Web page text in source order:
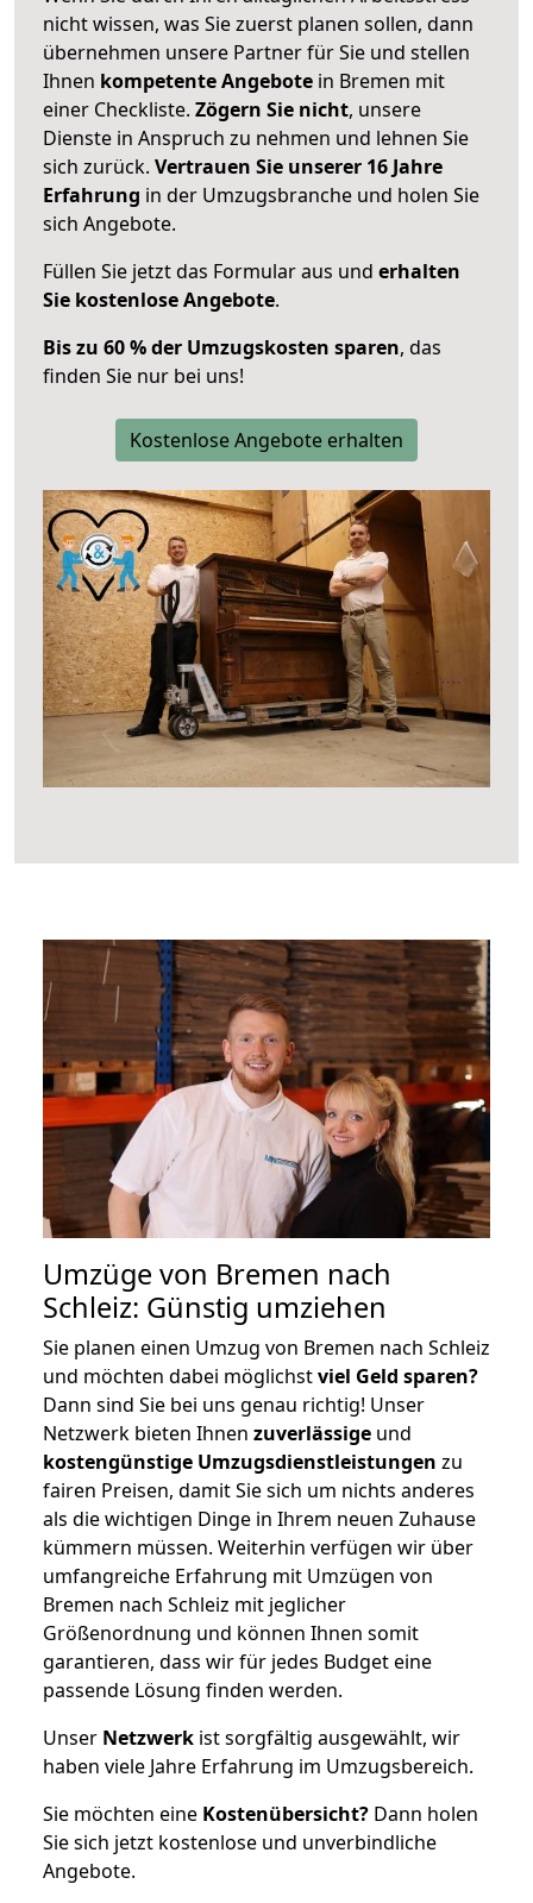
nicht wissen, was Sie zuerst planen sollen, dann
übernehmen unsere Partner für Sie und stellen
Ihnen kompetente Angebote in Bremen mit
einer Checkliste. Zögern Sie nicht, unsere
Dienste in Anspruch zu nehmen und lehnen Sie
sich zurück. Vertrauen Sie unserer 16 Jahre
Erfahrung in der Umzugsbranche und holen Sie
sich Angebote.
Füllen Sie jetzt das Formular aus und erhalten
Sie kostenlose Angebote.
Bis zu 60 % der Umzugskosten sparen, das
finden Sie nur bei uns!
Kostenlose Angebote erhalten
Umzüge von Bremen nach
Schleiz: Günstig umziehen
Sie planen einen Umzug von Bremen nach Schleiz
und möchten dabei möglichstviel Geld sparen?
Dann sind Sie bei uns genau richtig! Unser
Netzwerk bieten Ihnen zuverlässige und
kostengünstige Umzugsdienstleistungen zu
fairen Preisen, damit Sie sich um nichts anderes
als die wichtigen Dinge in Ihrem neuen Zuhause
kümmern müssen. Weiterhin verfügen wir über
umfangreiche Erfahrung mit Umzügen von
Bremen nach Schleiz mit jeglicher
Größenordnung und können Ihnen somit
garantieren, dass wir für jedes Budget eine
passende Lösung finden werden.
Unser Netzwerk ist sorgfältig ausgewählt, wir
haben viele Jahre Erfahrung im Umzugsbereich.
Sie möchten eine Kostenübersicht? Dann holen
Sie sich jetzt kostenlose und unverbindliche
Angebote.